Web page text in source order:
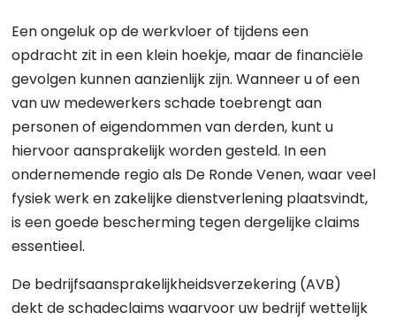
Een ongeluk op de werkvloer of tijdens een
opdracht zit in een klein hoekje, maar de financiële
gevolgen kunnen aanzienlijk zijn. Wanneer u of een
van uw medewerkers schade toebrengt aan
personen of eigendommen van derden, kunt u
hiervoor aansprakelijk worden gesteld. In een
ondernemende regio als De Ronde Venen, waar veel
fysiek werk en zakelijke dienstverlening plaatsvindt,
is een goede bescherming tegen dergelijke claims
essentieel.
De bedrijfsaansprakelijkheidsverzekering (AVB)
dekt de schadeclaims waarvoor uw bedrijf wettelijk